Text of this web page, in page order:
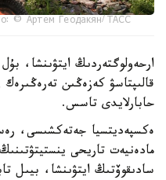
© Артем Геодакян/ ТАСС
ارحەولوگتەردىڭ ايتۋىنشا،
قالىپتاسۋ كەزەڭىن
حابارلايدى تاسس.
ەكسپەديتسيا جەتەكشىسى،
مادەنيەت تاريحى
سادىقوۆتىڭ ايتۋىنشا، بيىل